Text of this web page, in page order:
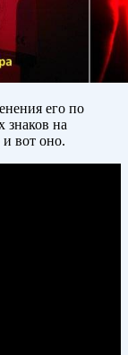
его по
знаков на
вот оно.